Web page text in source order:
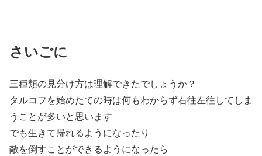
さいごに
三種類の見分け方は理解できたでしょうか？
タルコフを始めたての時は何もわからず右往左往してしま
うことが多いと思います
でも生きて帰れるようになったり
敵を倒すことができるようになったら